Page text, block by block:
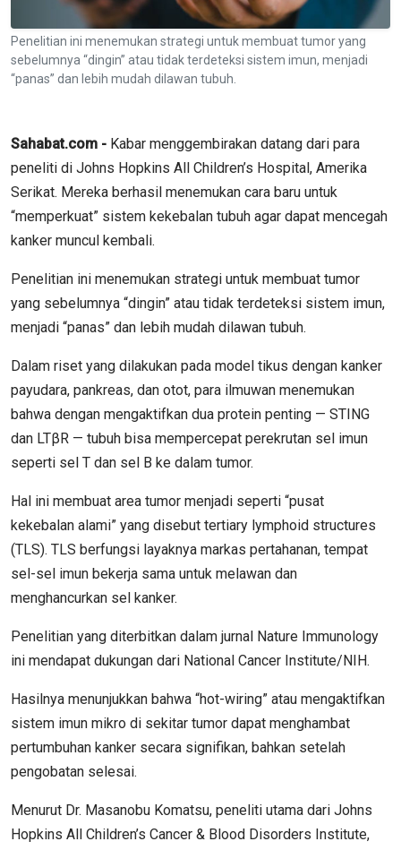
Penelitian ini menemukan strategi untuk membuat tumor yang
sebelumnya “dingin” atau tidak terdeteksi sistem imun, menjadi
“panas” dan lebih mudah dilawan tubuh.
Sahabat.com - Kabar menggembirakan datang dari para
peneliti di Johns Hopkins All Children’s Hospital, Amerika
Serikat. Mereka berhasil menemukan cara baru untuk
“memperkuat” sistem kekebalan tubuh agar dapat mencegah
kanker muncul kembali.
Penelitian ini menemukan strategi untuk membuat tumor
yang sebelumnya “dingin” atau tidak terdeteksi sistem imun,
menjadi “panas” dan lebih mudah dilawan tubuh.
Dalam riset yang dilakukan pada model tikus dengan kanker
payudara, pankreas, dan otot, para ilmuwan menemukan
bahwa dengan mengaktifkan dua protein penting — STING
dan LTβR — tubuh bisa mempercepat perekrutan sel imun
seperti sel T dan sel B ke dalam tumor.
Hal ini membuat area tumor menjadi seperti “pusat
kekebalan alami” yang disebut tertiary lymphoid structures
(TLS). TLS berfungsi layaknya markas pertahanan, tempat
sel-sel imun bekerja sama untuk melawan dan
menghancurkan sel kanker.
Penelitian yang diterbitkan dalam jurnal Nature Immunology
ini mendapat dukungan dari National Cancer Institute/NIH.
Hasilnya menunjukkan bahwa “hot-wiring” atau mengaktifkan
sistem imun mikro di sekitar tumor dapat menghambat
pertumbuhan kanker secara signifikan, bahkan setelah
pengobatan selesai.
Menurut Dr. Masanobu Komatsu, peneliti utama dari Johns
Hopkins All Children’s Cancer & Blood Disorders Institute,